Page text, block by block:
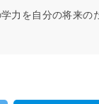
力を自分の将来の